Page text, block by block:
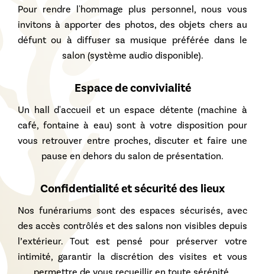
Pour rendre l'hommage plus personnel, nous vous
invitons à apporter des photos, des objets chers au
défunt ou à diffuser sa musique préférée dans le
salon (système audio disponible).
Espace de convivialité
Un hall d'accueil et un espace détente (machine à
café, fontaine à eau) sont à votre disposition pour
vous retrouver entre proches, discuter et faire une
pause en dehors du salon de présentation.
Confidentialité et sécurité des lieux
Nos funérariums sont des espaces sécurisés, avec
des accès contrôlés et des salons non visibles depuis
l’extérieur. Tout est pensé pour préserver votre
intimité, garantir la discrétion des visites et vous